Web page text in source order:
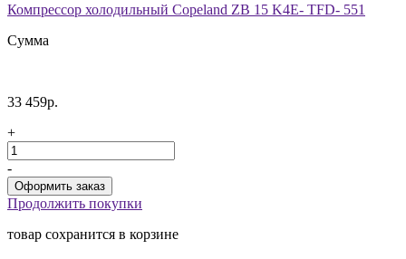
Компрессор холодильный Copeland ZB 15 K4E- TFD- 551
Сумма
33 459р.
+
-
Продолжить покупки
товар сохранится в корзине